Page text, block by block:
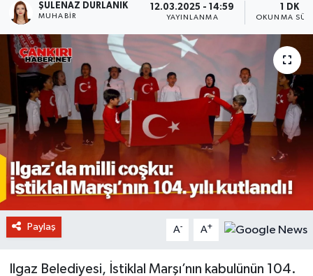
ŞULENAZ DURLANIK
MUHABIR
12.03.2025 - 14:59
YAYINLANMA
1 DK
OKUNMA
Paylaş A- A+
Ilgaz Belediyesi, İstiklal Marşı’nın kabulünün 104.